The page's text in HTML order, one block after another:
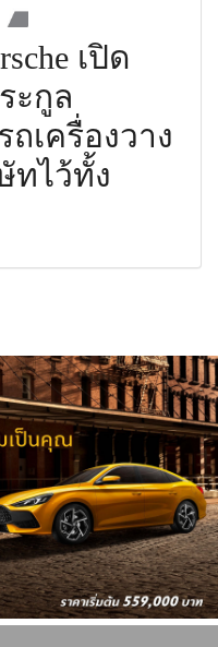
เปิด
ะกูล
ถเครื่องวาง
ทไว้ทั้ง